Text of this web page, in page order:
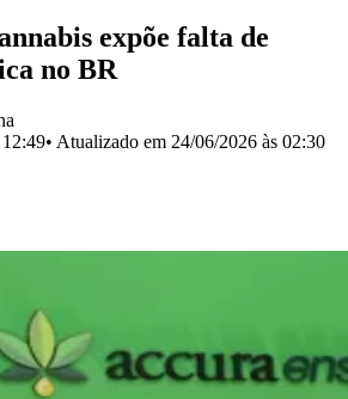
Parque UniversitárioAntônio
expõe falta de
no BR
• Atualizado em 24/06/2026 às 02:30